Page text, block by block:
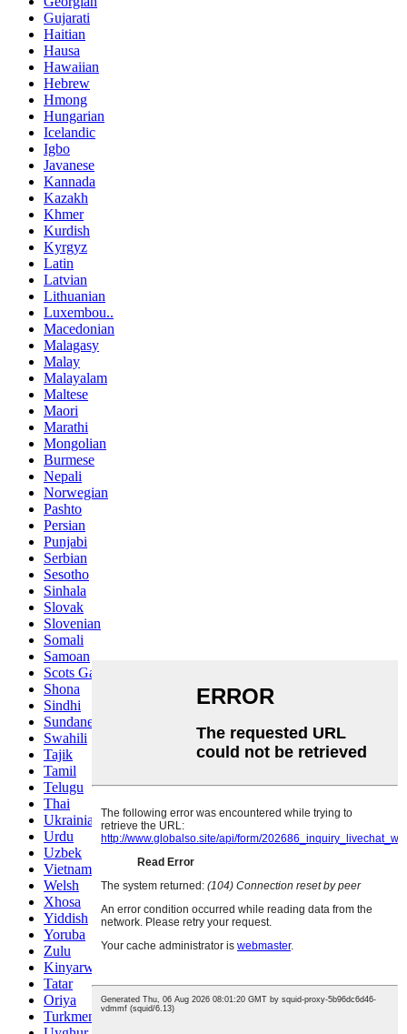
Gujarati
Haitian
Hausa
Hawaiian
Hebrew
Hmong
Hungarian
Icelandic
Igbo
Javanese
Kannada
Kazakh
Khmer
Kurdish
Kyrgyz
Latin
Latvian
Lithuanian
Luxembou..
Macedonian
Malagasy
Malay
Malayalam
Maltese
Maori
Marathi
Mongolian
Burmese
Nepali
Norwegian
Pashto
Persian
Punjabi
Serbian
Sesotho
Sinhala
Slovak
Slovenian
Somali
Samoan
Scots Gaelic
Shona
Sindhi
Sundanese
Swahili
Tajik
Tamil
Telugu
Thai
Ukrainian
Urdu
Uzbek
Vietnamese
Welsh
Xhosa
Yiddish
Yoruba
Zulu
Kinyarwanda
Tatar
Oriya
Turkmen